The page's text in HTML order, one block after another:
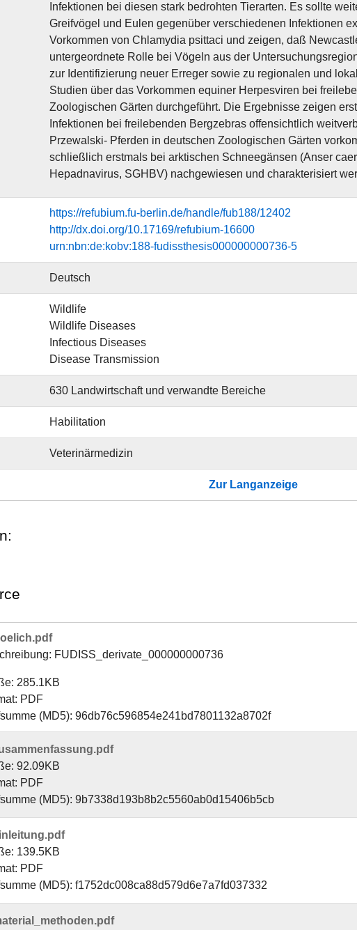
Infektionen bei diesen stark bedrohten Tierarten. Es sollte
Greifvögel und Eulen gegenüber verschiedenen Infektionen
Vorkommen von Chlamydia psittaci und zeigen, daß
untergeordnete Rolle bei Vögeln aus der
zur Identifizierung neuer Erreger sowie zu regionalen und
Studien über das Vorkommen equiner Herpesviren bei
Zoologischen Gärten durchgeführt. Die Ergebnisse zeigen
Infektionen bei freilebenden Bergzebras offensichtlich
Przewalski- Pferden in deutschen Zoologischen Gärten
schließlich erstmals bei arktischen Schneegänsen (Anser
Hepadnavirus, SGHBV) nachgewiesen und charakterisiert
https://refubium.fu-berlin.de/handle/fub188/12402
http://dx.doi.org/10.17169/refubium-16600
urn:nbn:de:kobv:188-fudissthesis000000000736-5
Deutsch
Wildlife
Wildlife Diseases
Infectious Diseases
Disease Transmission
630 Landwirtschaft und verwandte Bereiche
Habilitation
Veterinärmedizin
Zur Langanzeige
FUDISS_derivate_000000000736
285.1KB
PDF
(MD5): 96db76c596854e241bd7801132a8702f
92.09KB
PDF
(MD5): 9b7338d193b8b2c5560ab0d15406b5cb
139.5KB
PDF
(MD5): f1752dc008ca88d579d6e7a7fd037332